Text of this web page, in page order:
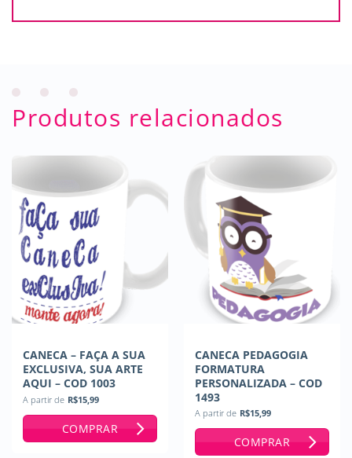
Produtos relacionados
CANECA – FAÇA A SUA
EXCLUSIVA, SUA ARTE
AQUI – COD 1003
A partir de R$15,99
COMPRAR
CANECA PEDAGOGIA
FORMATURA
PERSONALIZADA – COD
1493
A partir de R$15,99
COMPRAR